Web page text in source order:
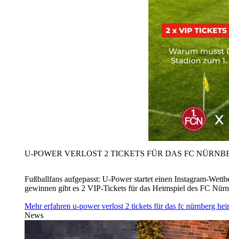
U‑POWER VERLOST 2 TICKETS FÜR DAS FC
Fußballfans aufgepasst: U‑Power startet einen Instagram-
gewinnen gibt es 2 VIP-Tickets für das Heimspiel des FC
Mehr erfahren u‑power verlost 2 tickets für das fc nürnberg
News